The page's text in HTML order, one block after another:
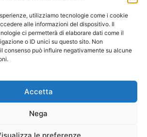
utilizziamo tecnologie come i cookie
alle informazioni del dispositivo. Il
ci permetterà di elaborare dati come il
o ID unici su questo sito. Non
consenso può influire negativamente su alcune
Accetta
Nega
le preferenze
COOKIE POLICY PRIVACY
:::: powered by Go Web snc |